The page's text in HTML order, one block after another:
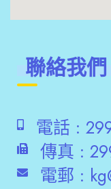
聯絡我們
電話 :
傳真 :
電郵 :